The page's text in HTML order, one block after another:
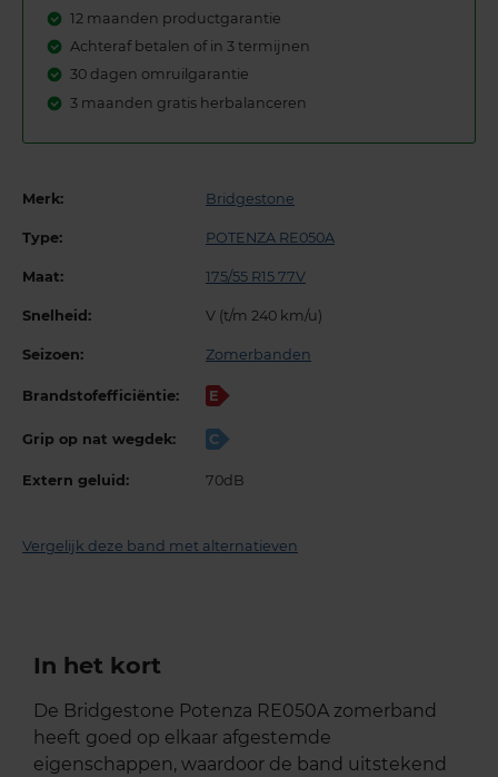
12 maanden productgarantie
Achteraf betalen of in 3 termijnen
30 dagen omruilgarantie
3 maanden gratis herbalanceren
Merk: Bridgestone
Type: POTENZA RE050A
Maat: 175/55 R15 77V
Snelheid: V (t/m 240 km/u)
Seizoen: Zomerbanden
Brandstofefficiëntie: E
Grip op nat wegdek: C
Extern geluid: 70dB
Vergelijk deze band met alternatieven
In het kort
De Bridgestone Potenza RE050A zomerband
heeft goed op elkaar afgestemde
eigenschappen, waardoor de band uitstekend